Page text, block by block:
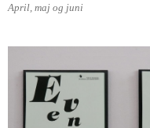
April, maj og juni